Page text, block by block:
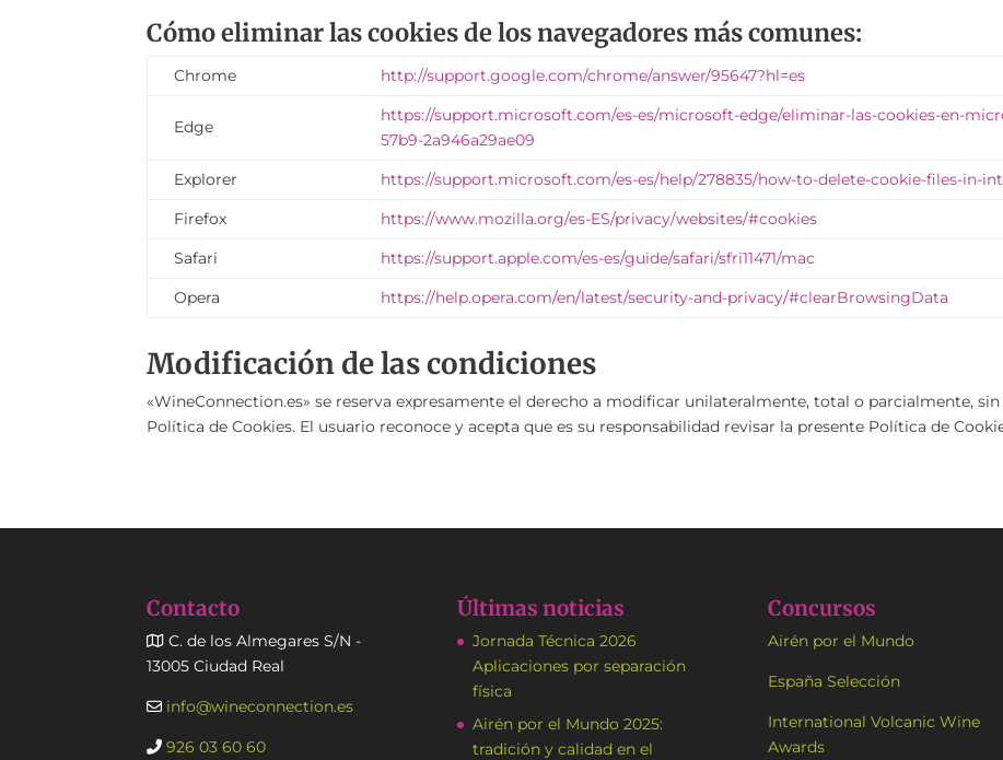
Cómo eliminar las cookies de los navegadores más comunes:
Chrome http://support.google.com/chrome/answer/95647?hl=es
Edge
https://support.microsoft.com/es-es/microsoft-edge/eliminar-las-cookies-en-
57b9-2a946a29ae09
Explorer
https://support.microsoft.com/es-es/help/278835/how-to-delete-cookie-files-in-
Firefox
https://www.mozilla.org/es-ES/privacy/websites/#cookies
Safari
https://support.apple.com/es-es/guide/safari/sfri11471/mac
Opera
https://help.opera.com/en/latest/security-and-privacy/#clearBrowsingData
Modificación de las condiciones
«WineConnection.es» se reserva expresamente el derecho a modificar unilateralmente, total o parcialmente,
Política de Cookies. El usuario reconoce y acepta que es su responsabilidad revisar la presente Política de
Contacto
C. de los Almegares S/N -
13005 Ciudad Real
info@wineconnection.es
926 03 60 60
Últimas noticias
Jornada Técnica 2026
Aplicaciones por separación
física
Airén por el Mundo 2025:
tradición y calidad en el
Concursos
Airén por el Mundo
España Selección
International Volcanic Wine
Awards